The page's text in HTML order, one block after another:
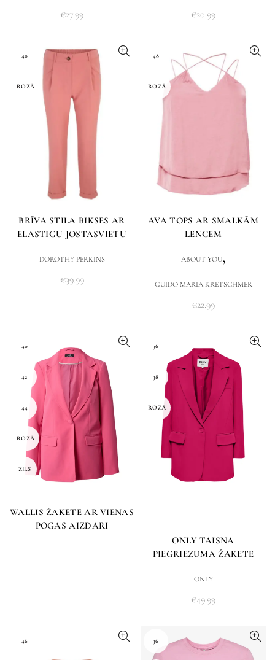
€27.99 €20.99
40
ROZĀ
BRĪVA STILA BIKSES AR
ELASTĪGU JOSTASVIETU
DOROTHY PERKINS
€39.99
48
ROZĀ
AVA TOPS AR SMALKĀM
LENCĒM
ABOUT YOU,
GUIDO MARIA KRETSCHMER
€22.99
40
42
44
ROZĀ
ZILS
WALLIS ŽAKETE AR VIENAS
POGAS AIZDARI
36
38
ROZĀ
ONLY TAISNA
PIEGRIEZUMA ŽAKETE
ONLY
€49.99
46 36